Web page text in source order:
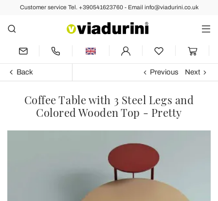
Customer service Tel. +390541623760 - Email info@viadurini.co.uk
Back Previous Next
Coffee Table with 3 Steel Legs and
Colored Wooden Top - Pretty